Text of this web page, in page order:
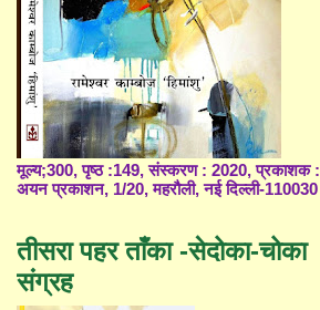
मूल्य;300, पृष्ठ :149, संस्करण : 2020, प्रकाशक :
अयन प्रकाशन, 1/20, महरौली, नई दिल्ली-110030
तीसरा पहर ताँका -सेदोका-चोका
संग्रह